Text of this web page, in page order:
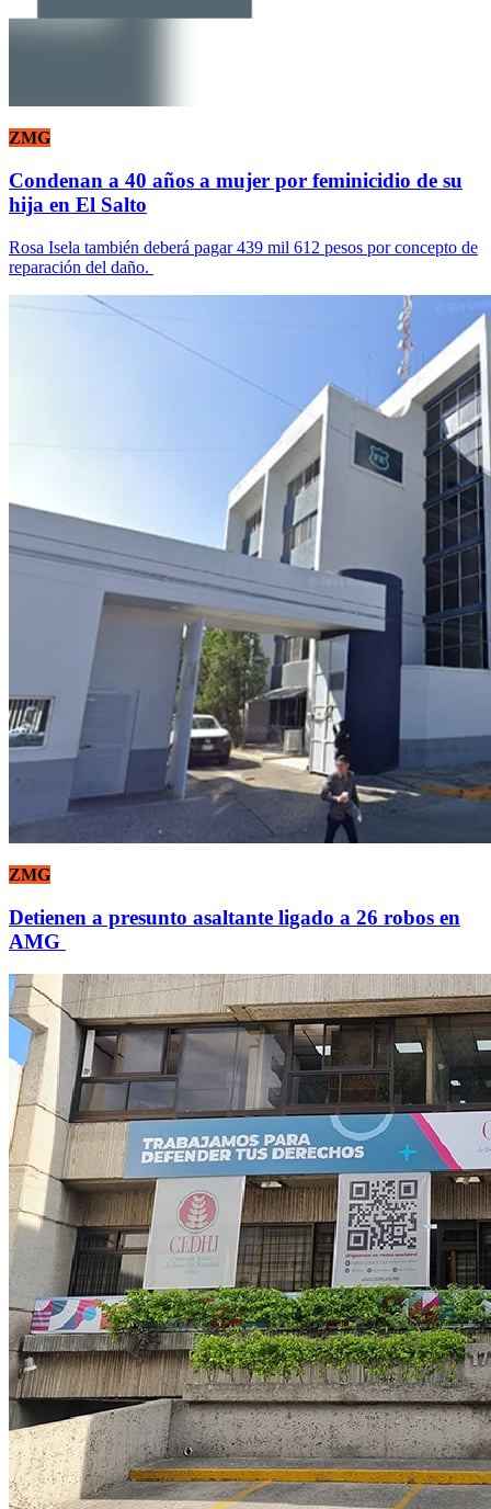
ZMG
Condenan a 40 años a mujer por feminicidio de su
hija en El Salto
Rosa Isela también deberá pagar 439 mil 612 pesos por concepto de
reparación del daño.
ZMG
Detienen a presunto asaltante ligado a 26 robos en
AMG